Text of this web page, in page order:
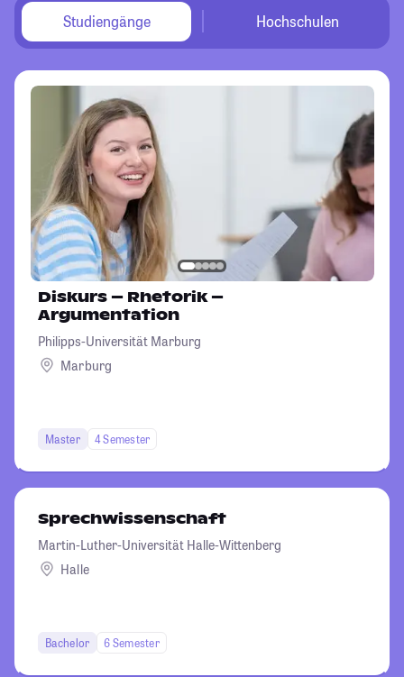
Studiengänge Hochschulen
Diskurs – Rhetorik –
Argumentation
Philipps-Universität Marburg
Marburg
Master 4 Semester
Sprechwissenschaft
Martin-Luther-Universität Halle-Wittenberg
Halle
Bachelor 6 Semester